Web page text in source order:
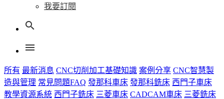
我要訂閱
search
menu
所有 最新消息 CNC切削加工基礎知識 案例分享 CNC智慧製
造與管理 常見問題FAQ 發那科車床 發那科銑床 西門子車床
教學資源系統 西門子銑床 三菱車床 CADCAM車床 三菱銑床